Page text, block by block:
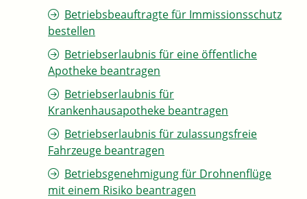
Betriebsbeauftragte für Immissionsschutz
bestellen
Betriebserlaubnis für eine öffentliche
Apotheke beantragen
Betriebserlaubnis für
Krankenhausapotheke beantragen
Betriebserlaubnis für zulassungsfreie
Fahrzeuge beantragen
Betriebsgenehmigung für Drohnenflüge
mit einem Risiko beantragen